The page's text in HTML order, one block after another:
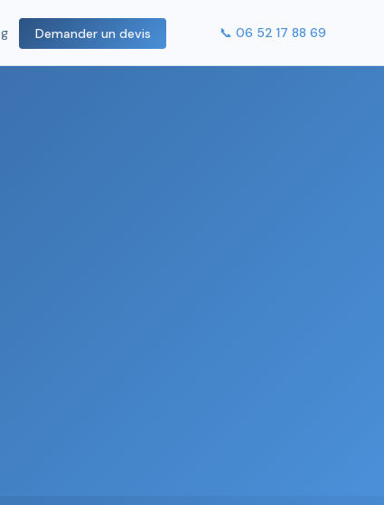
Demander un devis 📞 06 52 17 88 69